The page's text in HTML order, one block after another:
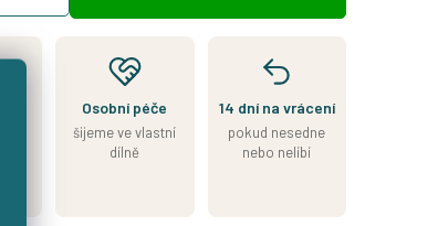
Osobní péče
šijeme ve vlastní
dílně
14 dní na vrácení
pokud nesedne
nebo nelíbí